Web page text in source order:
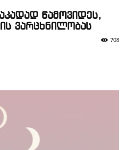
წამოვიდეს,
ვარცხნილობას
708